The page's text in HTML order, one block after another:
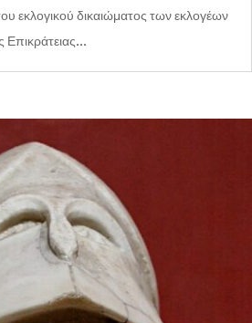
εκλογικού δικαιώματος των εκλογέων
Επικράτειας...